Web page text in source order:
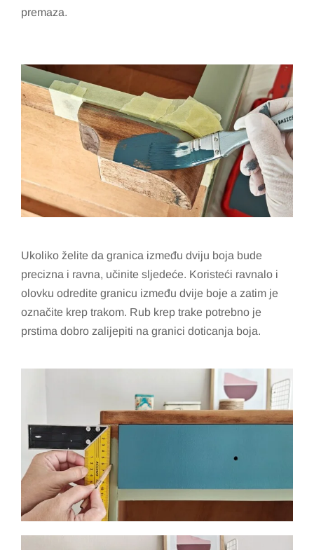
premaza.
Ukoliko želite da granica između dviju boja bude
precizna i ravna, učinite sljedeće. Koristeći ravnalo i
olovku odredite granicu između dvije boje a zatim je
označite krep trakom. Rub krep trake potrebno je
prstima dobro zalijepiti na granici doticanja boja.